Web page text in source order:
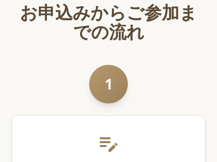
お申込みからご参加ま
での流れ
1
edit_note